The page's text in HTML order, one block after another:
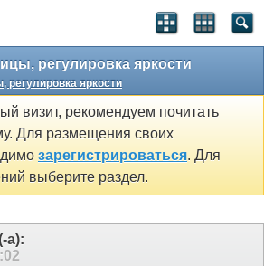
регулировка яркости
регулировка яркости
визит, рекомендуем почитать
Для размещения своих
зарегистрироваться. Для
выберите раздел.
а):